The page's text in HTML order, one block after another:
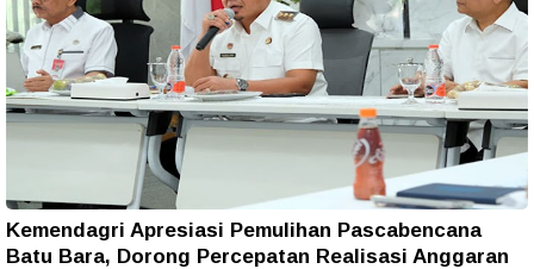
Kemendagri Apresiasi Pemulihan Pascabencana
Batu Bara, Dorong Percepatan Realisasi Anggaran